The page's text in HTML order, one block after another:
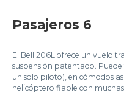
Pasajeros 6
El Bell 206L ofrece un vuelo
suspensión patentado.
un solo piloto), en cómodos
helicóptero fiable con